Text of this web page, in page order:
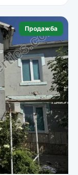
Продажба